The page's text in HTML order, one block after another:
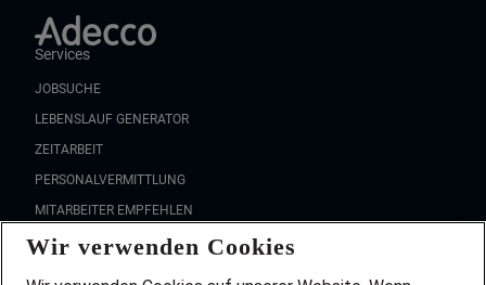
Services
JOBSUCHE
LEBENSLAUF GENERATOR
ZEITARBEIT
PERSONALVERMITTLUNG
MITARBEITER EMPFEHLEN
FAQ
Wir stellen ein!
Wir verwenden Cookies